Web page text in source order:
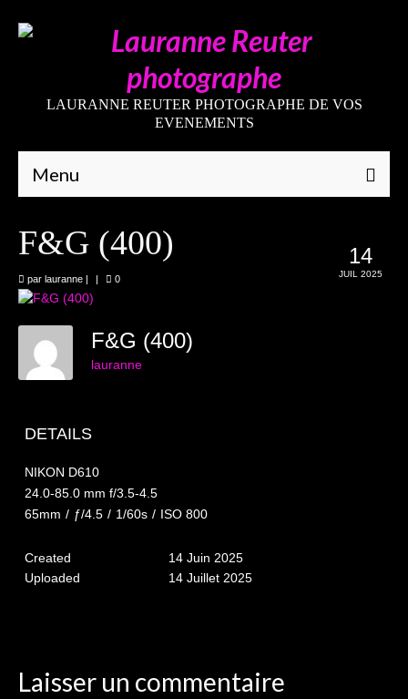
LAURANNE REUTER PHOTOGRAPHE DE VOS
EVENEMENTS
Menu
Mariages
Grossesses
Nouveaux-nés
Enfants
les 8 – 17 ans
14
JUIL 2025
F&G (400)
par lauranne | | 0
F&G (400)
lauranne
DETAILS
NIKON D610
24.0-85.0 mm f/3.5-4.5
65mm / ƒ/4.5 / 1/60s / ISO 800
Created
14 Juin 2025
Uploaded
14 Juillet 2025
Laisser un commentaire